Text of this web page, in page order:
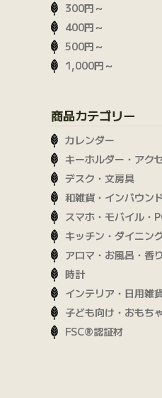
300円～
400円～
500円～
1,000円～
商品カテゴリー
カレンダー
キーホルダー・アク
デスク・文房具
和雑貨・インバウン
スマホ・モバイル・
キッチン・ダイニン
アロマ・お風呂・香
時計
インテリア・日用雑
子ども向け・おもちゃ
FSC®認証材